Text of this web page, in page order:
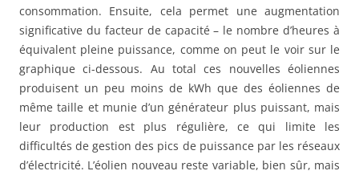
consommation. Ensuite, cela permet une augmentation
significative du facteur de capacité – le nombre d’heures à
équivalent pleine puissance, comme on peut le voir sur le
graphique ci-dessous. Au total ces nouvelles éoliennes
produisent un peu moins de kWh que des éoliennes de
même taille et munie d’un générateur plus puissant, mais
leur production est plus régulière, ce qui limite les
difficultés de gestion des pics de puissance par les réseaux
d’électricité. L’éolien nouveau reste variable, bien sûr, mais